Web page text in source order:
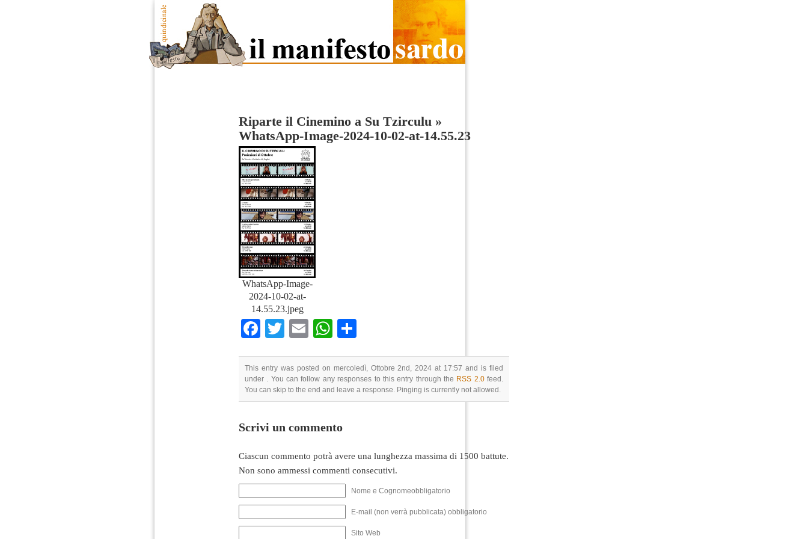
Riparte il Cinemino a Su Tzirculu »
WhatsApp-Image-2024-10-02-at-14.55.23
WhatsApp-Image-
2024-10-02-at-
14.55.23.jpeg
Facebook
TwitterEmailWhatsApp
This entry was posted on mercoledì, Ottobre 2nd, 2024 at 17:57 and is filed
under . You can follow any responses to this entry through the RSS 2.0feed.
You can skip to the end and leave a response. Pinging is currently not allowed.
Scrivi un commento
Ciascun commento potrà avere una lunghezza massima di 1500 battute.
Non sono ammessi commenti consecutivi.
Nome e Cognomeobbligatorio
E-mail (non verrà pubblicata) obbligatorio
Sito Web